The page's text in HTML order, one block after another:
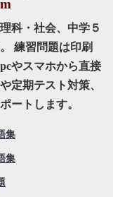
科・社会、中学５
練習問題は印刷
やスマホから直接
定期テスト対策、
ートします。
集
集